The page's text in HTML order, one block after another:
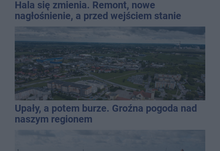
Hala się zmienia. Remont, nowe
nagłośnienie, a przed wejściem stanie
QEMETICA ARENA
Upały, a potem burze. Groźna pogoda nad
naszym regionem